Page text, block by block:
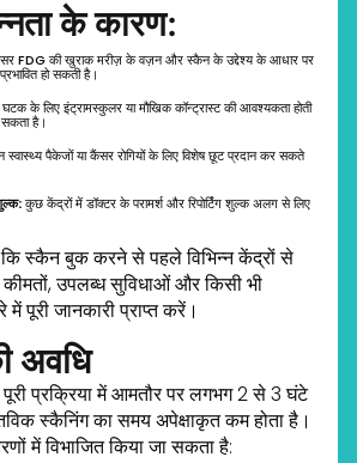
के कारण:
FDG की खुराक मरीज़ के वज़न और स्कैन के उद्देश्य के आधार पर
हो सकती है।
घटक के लिए इंट्रामस्कुलर या मौखिक कॉन्ट्रास्ट की आवश्यकता होती
है।
स्वास्थ्य पैकेजों या कैंसर रोगियों के लिए विशेष छूट प्रदान कर सकते
कुछ केंद्रों में डॉक्टर के परामर्श और रिपोर्टिंग शुल्क अलग से लिए
कि स्कैन बुक करने से पहले विभिन्न केंद्रों से
उपलब्ध सुविधाओं और किसी भी
पूरी जानकारी प्राप्त करें।
अवधि
पूरी प्रक्रिया में आमतौर पर लगभग 2 से 3 घंटे
स्कैनिंग का समय अपेक्षाकृत कम होता है।
में विभाजित किया जा सकता है: